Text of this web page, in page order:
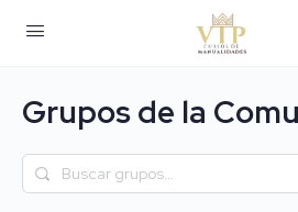
Grupos de la
Buscar
grupos…